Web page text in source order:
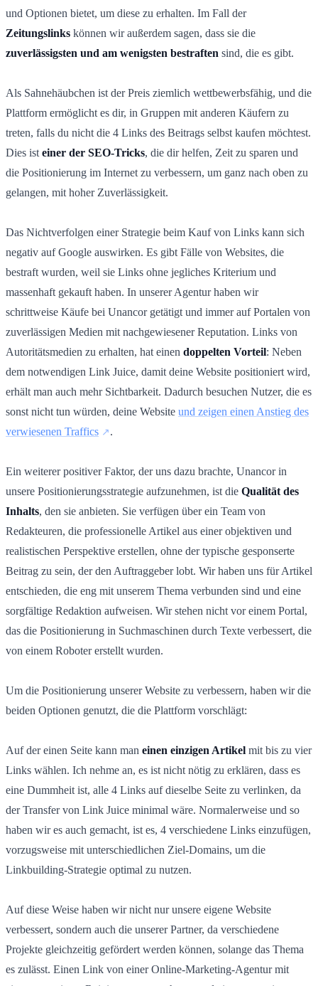
und Optionen bietet, um diese zu erhalten. Im Fall der
Zeitungslinks können wir außerdem sagen, dass sie die
zuverlässigsten und am wenigsten bestraften sind, die es gibt.
Als Sahnehäubchen ist der Preis ziemlich wettbewerbsfähig, und die
Plattform ermöglicht es dir, in Gruppen mit anderen Käufern zu
treten, falls du nicht die 4 Links des Beitrags selbst kaufen möchtest.
Dies ist einer der SEO-Tricks, die dir helfen, Zeit zu sparen und
die Positionierung im Internet zu verbessern, um ganz nach oben zu
gelangen, mit hoher Zuverlässigkeit.
Das Nichtverfolgen einer Strategie beim Kauf von Links kann sich
negativ auf Google auswirken. Es gibt Fälle von Websites, die
bestraft wurden, weil sie Links ohne jegliches Kriterium und
massenhaft gekauft haben. In unserer Agentur haben wir
schrittweise Käufe bei Unancor getätigt und immer auf Portalen von
zuverlässigen Medien mit nachgewiesener Reputation. Links von
Autoritätsmedien zu erhalten, hat einen doppelten Vorteil: Neben
dem notwendigen Link Juice, damit deine Website positioniert wird,
erhält man auch mehr Sichtbarkeit. Dadurch besuchen Nutzer, die es
sonst nicht tun würden, deine Website und zeigen einen Anstieg des
verwiesenen Traffics
.
Ein weiterer positiver Faktor, der uns dazu brachte, Unancor in
unsere Positionierungsstrategie aufzunehmen, ist die Qualität des
Inhalts, den sie anbieten. Sie verfügen über ein Team von
Redakteuren, die professionelle Artikel aus einer objektiven und
realistischen Perspektive erstellen, ohne der typische gesponserte
Beitrag zu sein, der den Auftraggeber lobt. Wir haben uns für Artikel
entschieden, die eng mit unserem Thema verbunden sind und eine
sorgfältige Redaktion aufweisen. Wir stehen nicht vor einem Portal,
das die Positionierung in Suchmaschinen durch Texte verbessert, die
von einem Roboter erstellt wurden.
Um die Positionierung unserer Website zu verbessern, haben wir die
beiden Optionen genutzt, die die Plattform vorschlägt:
Auf der einen Seite kann man einen einzigen Artikel mit bis zu vier
Links wählen. Ich nehme an, es ist nicht nötig zu erklären, dass es
eine Dummheit ist, alle 4 Links auf dieselbe Seite zu verlinken, da
der Transfer von Link Juice minimal wäre. Normalerweise und so
haben wir es auch gemacht, ist es, 4 verschiedene Links einzufügen,
vorzugsweise mit unterschiedlichen Ziel-Domains, um die
Linkbuilding-Strategie optimal zu nutzen.
Auf diese Weise haben wir nicht nur unsere eigene Website
verbessert, sondern auch die unserer Partner, da verschiedene
Projekte gleichzeitig gefördert werden können, solange das Thema
es zulässt. Einen Link von einer Online-Marketing-Agentur mit